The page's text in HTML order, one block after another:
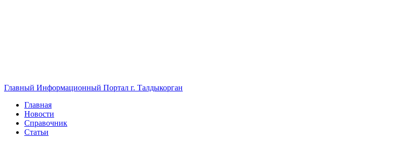
Главный Информационный Портал г. Талдыкорган
Главная
Новости
Справочник
Статьи